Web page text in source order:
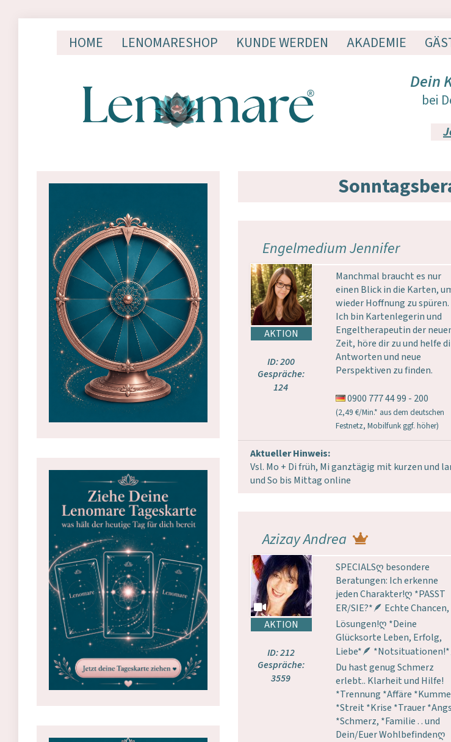
Dein
bei
HOME LENOMARESHOP KUNDE WERDEN AKADEMIE
Engelmedium Jennifer
ID: 200
Gespräche:
124
Manchmal braucht es nur
einen Blick in die Karten,
wieder Hoffnung zu spüren.
Ich bin Kartenlegerin und
Engeltherapeutin der
Zeit, höre dir zu und helfe
Antworten und neue
Perspektiven zu finden.
Aktueller Hinweis:
Vsl. Mo + Di früh, Mi ganztägig mit kurzen und
und So bis Mittag online
0900 777 44 99 - 200
(2,49 €/Min.* aus dem deutschen
Festnetz, Mobilfunk ggf. höher)
Azizay Andrea
ID: 212
Gespräche:
3559
SPECIALSღ besondere
Beratungen: Ich erkenne
jeden Charakter!ღ *PASST
ER/SIE?*🪶 Echte Chancen,
Lösungen!ღ *Deine
Glücksorte Leben, Erfolg,
Liebe*🪶
Du hast genug Schmerz
erlebt.. Klarheit und Hilfe!
*Trennung *Affäre
*Streit *Krise *Trauer
*Schmerz, *Familie . . und
Dein/Euer Wohlbefindenღ